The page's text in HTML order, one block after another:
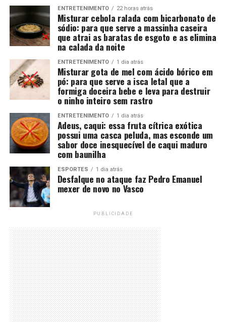
ENTRETENIMENTO 22 horas atrás
Misturar cebola ralada com bicarbonato de
sódio: para que serve a massinha caseira
que atrai as baratas de esgoto e as elimina
na calada da noite
ENTRETENIMENTO 1 dia atrás
Misturar gota de mel com ácido bórico em
pó: para que serve a isca letal que a
formiga doceira bebe e leva para destruir
o ninho inteiro sem rastro
ENTRETENIMENTO 1 dia atrás
Adeus, caqui: essa fruta cítrica exótica
possui uma casca peluda, mas esconde um
sabor doce inesquecível de caqui maduro
com baunilha
ESPORTES 1 dia atrás
Desfalque no ataque faz Pedro Emanuel
mexer de novo no Vasco
PUBLICIDADE